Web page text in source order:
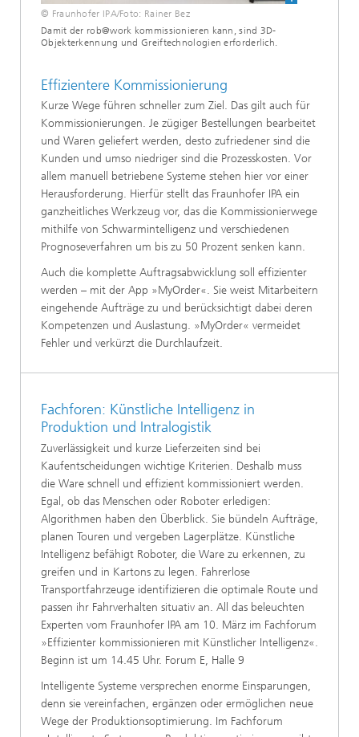
© Fraunhofer IPA/Foto: Rainer Bez
Damit der rob@work kommissionieren kann, sind 3D-
Objekterkennung und Greiftechnologien erforderlich.
Effizientere Kommissionierung
Kurze Wege führen schneller zum Ziel. Das gilt auch für
Kommissionierungen. Je zügiger Bestellungen bearbeitet
und Waren geliefert werden, desto zufriedener sind die
Kunden und umso niedriger sind die Prozesskosten. Vor
allem manuell betriebene Systeme stehen hier vor einer
Herausforderung. Hierfür stellt das Fraunhofer IPA ein
ganzheitliches Werkzeug vor, das die Kommissionierwege
mithilfe von Schwarmintelligenz und verschiedenen
Prognoseverfahren um bis zu 50 Prozent senken kann.
Auch die komplette Auftragsabwicklung soll effizienter
werden – mit der App »MyOrder«. Sie weist Mitarbeitern
eingehende Aufträge zu und berücksichtigt dabei deren
Kompetenzen und Auslastung. »MyOrder« vermeidet
Fehler und verkürzt die Durchlaufzeit.
Fachforen: Künstliche Intelligenz in
Produktion und Intralogistik
Zuverlässigkeit und kurze Lieferzeiten sind bei
Kaufentscheidungen wichtige Kriterien. Deshalb muss
die Ware schnell und effizient kommissioniert werden.
Egal, ob das Menschen oder Roboter erledigen:
Algorithmen haben den Überblick. Sie bündeln Aufträge,
planen Touren und vergeben Lagerplätze. Künstliche
Intelligenz befähigt Roboter, die Ware zu erkennen, zu
greifen und in Kartons zu legen. Fahrerlose
Transportfahrzeuge identifizieren die optimale Route und
passen ihr Fahrverhalten situativ an. All das beleuchten
Experten vom Fraunhofer IPA am 10. März im Fachforum
»Effizienter kommissionieren mit Künstlicher Intelligenz«.
Beginn ist um 14.45 Uhr. Forum E, Halle 9
Intelligente Systeme versprechen enorme Einsparungen,
denn sie vereinfachen, ergänzen oder ermöglichen neue
Wege der Produktionsoptimierung. Im Fachforum